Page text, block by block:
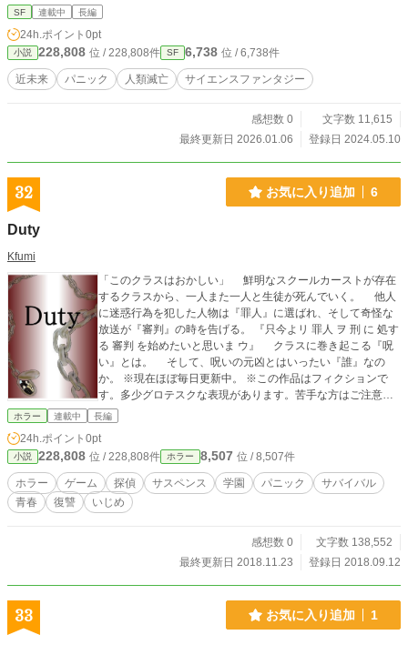
SF 連載中 長編
24h.ポイント 0pt
小説 228,808 位 / 228,808件 SF 6,738 位 / 6,738件
近未来 パニック 人類滅亡 サイエンスファンタジー
感想数 0
文字数 11,615
最終更新日 2026.01.06
登録日 2024.05.10
32 お気に入り追加 6
Duty
Kfumi
「このクラスはおかしい」 鮮明なスクールカーストが存在
するクラスから、一人また一人と生徒が死んでいく。 他人
に迷惑行為を犯した人物は『罪人』に選ばれ、そして奇怪な
放送が『審判』の時を告げる。 『只今よリ 罪人 ヲ 刑 に 処す
る 審判 を始めたいと思いま ウ』 クラスに巻き起こる『呪
い』とは。 そして、呪いの元凶とはいったい『誰』なの
か。 ※現在ほぼ毎日更新中。 ※この作品はフィクションで
す。多少グロテスクな表現があります。苦手な方はご注意く
ださい。
ホラー 連載中 長編
24h.ポイント 0pt
小説 228,808 位 / 228,808件 ホラー 8,507 位 / 8,507件
ホラー ゲーム 探偵 サスペンス 学園 パニック
サバイバル
青春
復讐 いじめ
感想数 0
文字数 138,552
最終更新日 2018.11.23
登録日 2018.09.12
33 お気に入り追加 1